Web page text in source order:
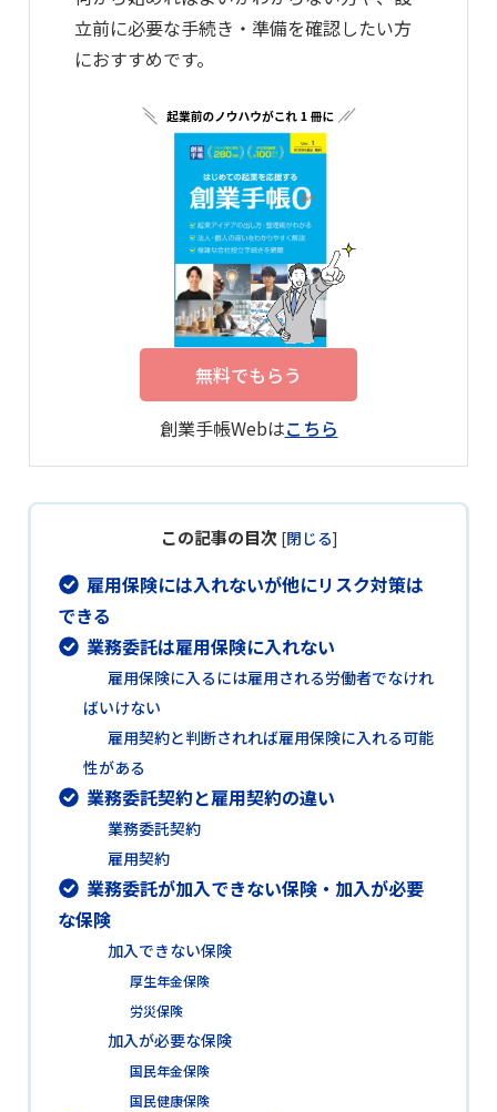
立前に必要な手続き・準備を確認したい方
におすすめです。
無料でもらう
創業手帳Webはこちら
この記事の目次 [閉じる]
雇用保険には入れないが他にリスク対策は
できる
業務委託は雇用保険に入れない
雇用保険に入るには雇用される労働者でなけれ
ばいけない
雇用契約と判断されれば雇用保険に入れる可能
性がある
業務委託契約と雇用契約の違い
業務委託契約
雇用契約
業務委託が加入できない保険・加入が必要
な保険
加入できない保険
厚生年金保険
労災保険
加入が必要な保険
国民年金保険
国民健康保険